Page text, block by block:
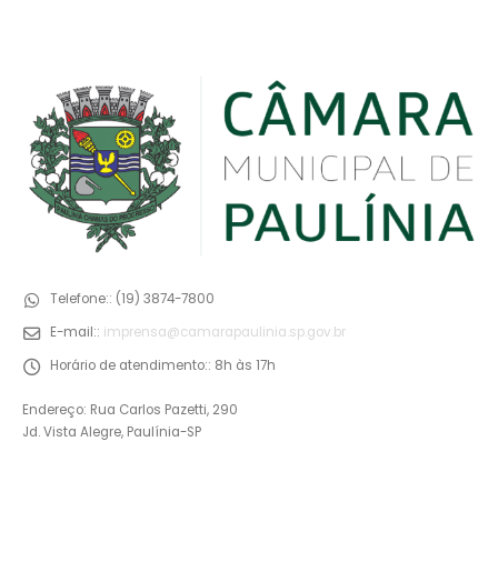
Telefone:: (19) 3874-7800
E-mail:: imprensa@camarapaulinia.sp.gov.br
Horário de atendimento:: 8h às 17h
Endereço: Rua Carlos Pazetti, 290
Jd. Vista Alegre, Paulínia-SP